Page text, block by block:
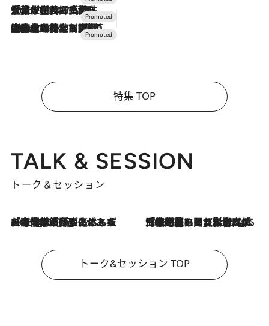
2026.7.17
「土佐和ハーブかき氷」がOMO7高知に登場！生姜、山椒、大葉など目にも舌にも涼を呼ぶ郷土の味
2026.7.10
NEW OPEN！【界 草津】名湯の地に誕生。趣の異なる2種の温泉と上州ならではの会席・蕎麦割烹など美食を味わう究極の癒やし旅
特集 TOP
TALK & SESSION
トーク＆セッション
2026.8.3
「今後値上げがあるとすれば…」「リスクがあるのは今年の冬」エネルギー専門家が語る、ホルムズ海峡封鎖が家庭にもたらす“ある心配” 2026.8.3
「住宅建てられない…」「サーチャージ料の高値が続いている」ホルムズ海峡封鎖による影響はいつまで続く？《エネルギー専門家に聞く“どうなる日本の暮らし”》
トーク&セッション TOP